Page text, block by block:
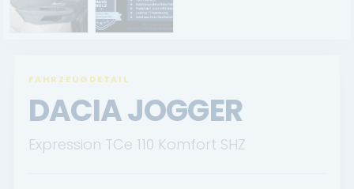
Standort Landau
Qualitätsversprechen
Tankstelle
FAHRZEUGDETAIL
DACIA JOGGER
Expression TCe 110 Komfort SHZ